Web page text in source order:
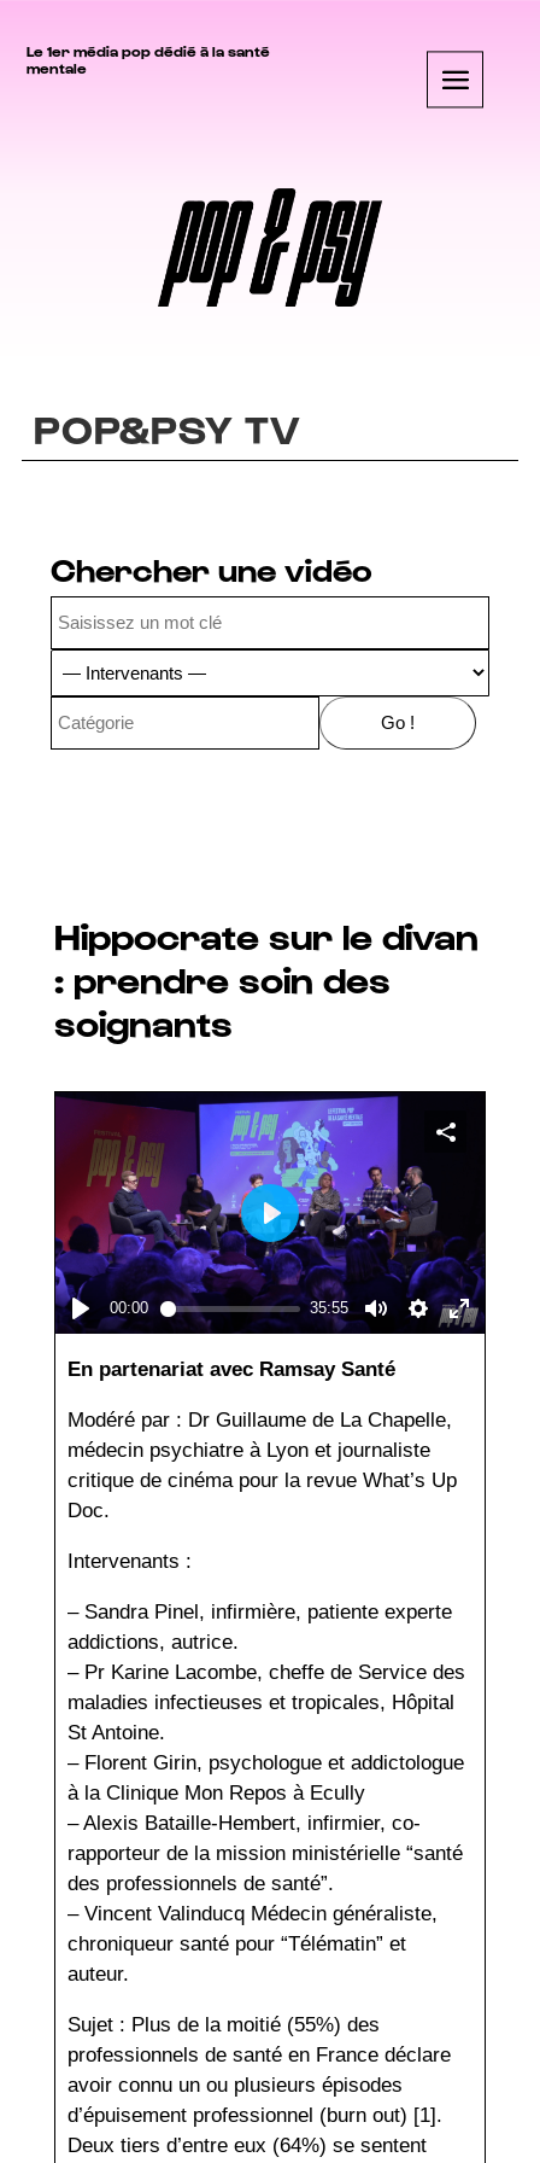
Le 1er média pop dédié à la santé
mentale
POP&PSY TV
Chercher une vidéo
Hippocrate sur le divan
: prendre soin des
soignants
En partenariat avec Ramsay Santé
Modéré par : Dr Guillaume de La Chapelle,
médecin psychiatre à Lyon et journaliste
critique de cinéma pour la revue What’s Up
Doc.
Intervenants :
– Sandra Pinel, infirmière, patiente experte
addictions, autrice.
– Pr Karine Lacombe, cheffe de Service des
maladies infectieuses et tropicales, Hôpital
St Antoine.
– Florent Girin, psychologue et addictologue
à la Clinique Mon Repos à Ecully
– Alexis Bataille-Hembert, infirmier, co-
rapporteur de la mission ministérielle “santé
des professionnels de santé”.
– Vincent Valinducq Médecin généraliste,
chroniqueur santé pour “Télématin” et
auteur.
Sujet : Plus de la moitié (55%) des
professionnels de santé en France déclare
avoir connu un ou plusieurs épisodes
d’épuisement professionnel (burn out) [1].
Deux tiers d’entre eux (64%) se sentent